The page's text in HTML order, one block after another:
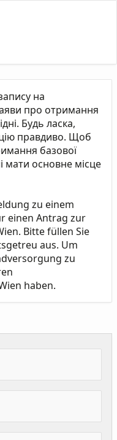
на
про отримання
Будь ласка,
правдиво. Щоб
базової
мати основне місце
zu einem
einen Antrag zur
Bitte füllen Sie
aus. Um
zu
haben.